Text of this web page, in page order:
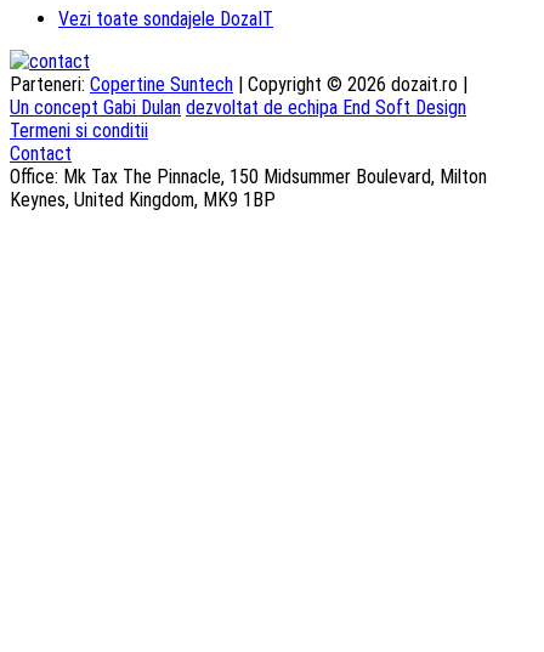
Vezi toate sondajele DozaIT
Parteneri: Copertine Suntech | Copyright © 2026 dozait.ro |
Un concept Gabi Dulan dezvoltat de echipa End Soft Design
Termeni si conditii
Contact
Office: Mk Tax The Pinnacle, 150 Midsummer Boulevard, Milton
Keynes, United Kingdom, MK9 1BP